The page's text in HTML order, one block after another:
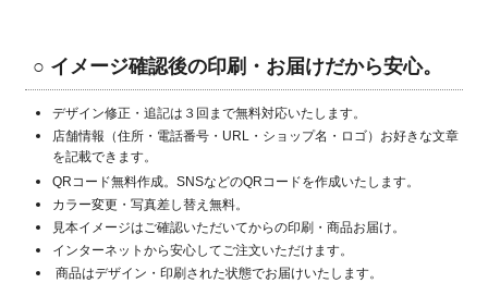
○ イメージ確認後の印刷・お届けだから安心。
デザイン修正・追記は３回まで無料対応いたします。
店舗情報（住所・電話番号・URL・ショップ名・ロゴ）お好きな文章
を記載できます。
QRコード無料作成。SNSなどのQRコードを作成いたします。
カラー変更・写真差し替え無料。
見本イメージはご確認いただいてからの印刷・商品お届け。
インターネットから安心してご注文いただけます。
商品はデザイン・印刷された状態でお届けいたします。